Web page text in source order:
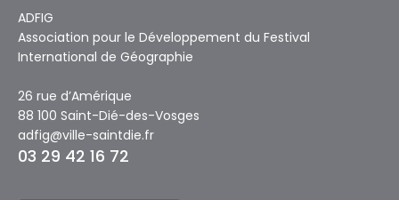
ADFIG
Association pour le Développement du Festival
International de Géographie
26 rue d’Amérique
88 100 Saint-Dié-des-Vosges
adfig@ville-saintdie.fr
03 29 42 16 72